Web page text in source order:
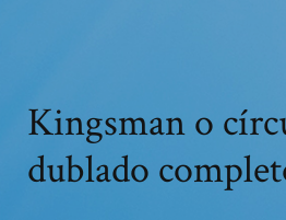
Kingsman o
dublado